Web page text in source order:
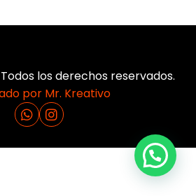
Todos los derechos reservados.
por Mr. Kreativo